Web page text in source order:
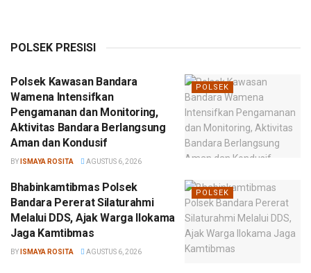
POLSEK PRESISI
POLSEK
Polsek Kawasan Bandara
Wamena Intensifkan
Pengamanan dan Monitoring,
Aktivitas Bandara Berlangsung
Aman dan Kondusif
BY ISMAYA ROSITA AGUSTUS 6, 2026
POLSEK
Bhabinkamtibmas Polsek
Bandara Pererat Silaturahmi
Melalui DDS, Ajak Warga Ilokama
Jaga Kamtibmas
BY ISMAYA ROSITA AGUSTUS 6, 2026